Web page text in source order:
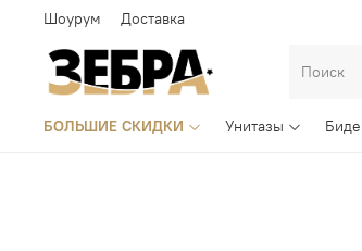
Шоурум Доставка
БОЛЬШИЕ СКИДКИ Унитазы Биде